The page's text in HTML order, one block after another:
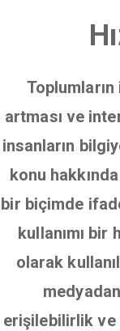
artması ve
insanların
konu
bir biçimde
kullanımı bir
olarak
erişilebilirlik